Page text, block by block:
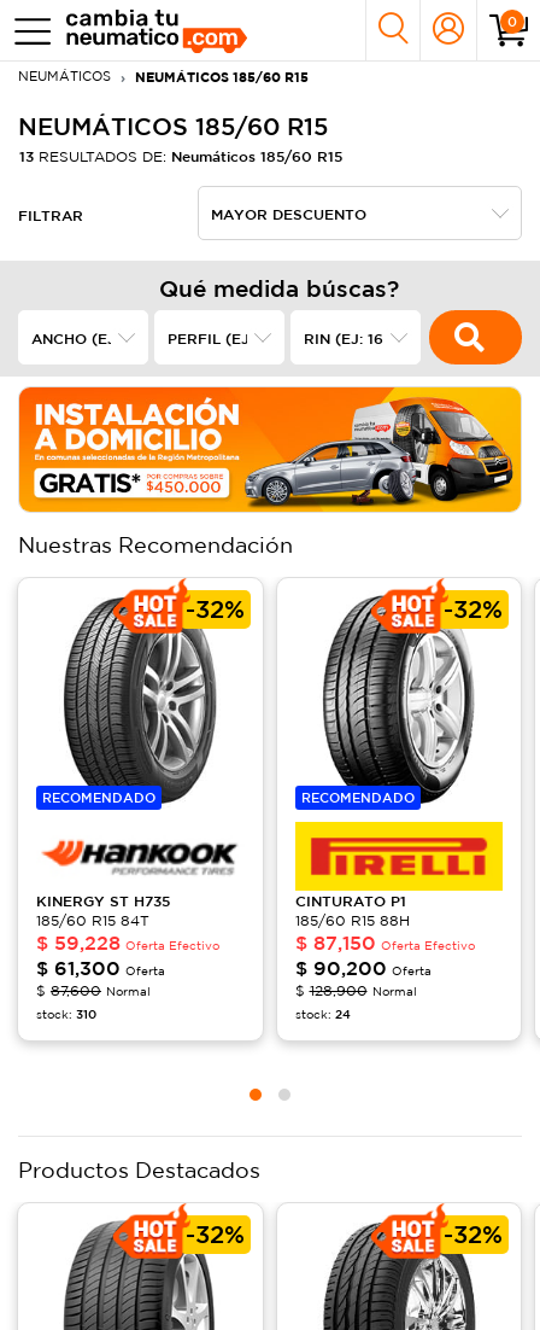
0
NEUMÁTICOS NEUMÁTICOS 185/60 R15
NEUMÁTICOS 185/60 R15
13 RESULTADOS DE: Neumáticos 185/60 R15
FILTRAR
Qué medida búscas?
Nuestras Recomendación
-32%
RECOMENDADO
KINERGY ST H735
185/60 R15 84T
$ 59,228 Oferta Efectivo
$ 61,300 Oferta
$ 87,600 Normal
stock: 310
-32%
RECOMENDADO
CINTURATO P1
185/60 R15 88H
$ 87,150 Oferta Efectivo
$ 90,200 Oferta
$128,900 Normal
stock: 24
Productos Destacados
-32% -32%